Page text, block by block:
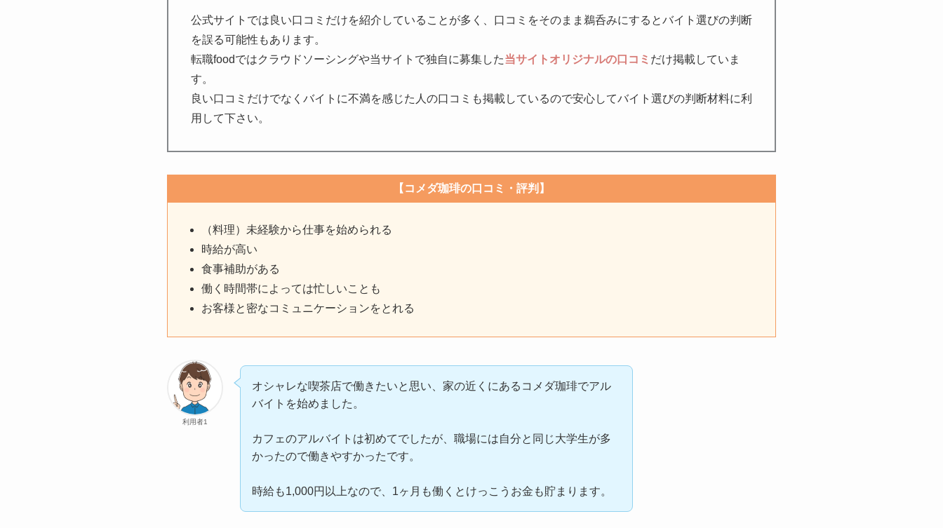
公式サイトでは良い口コミだけを紹介していることが多く、口コミをそのまま鵜呑みにするとバイト選びの判断
を誤る可能性もあります。
転職foodではクラウドソーシングや当サイトで独自に募集した当サイトオリジナルの口コミ だけ掲載していま
す。
良い口コミだけでなくバイトに不満を感じた人の口コミも掲載しているので安心してバイト選びの判断材料に利
用して下さい。
【コメダ珈琲の口コミ・評判】
（料理）未経験から仕事を始められる
時給が高い
食事補助がある
働く時間帯によっては忙しいことも
お客様と密なコミュニケーションをとれる
利用者1
オシャレな喫茶店で働きたいと思い、家の近くにあるコメダ珈琲でアル
バイトを始めました。
カフェのアルバイトは初めてでしたが、職場には自分と同じ大学生が多
かったので働きやすかったです。
時給も1,000円以上なので、1ヶ月も働くとけっこうお金も貯まります。